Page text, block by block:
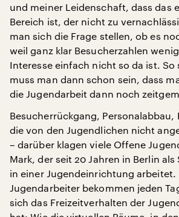
und meiner Leidenschaft, dass das
Bereich ist, der nicht zu
man sich die Frage stellen, ob es
weil ganz klar Besucherzahlen
Interesse einfach nicht so da ist. So
muss man dann schon sein, dass
die Jugendarbeit dann noch
Besucherrückgang, Personalabbau,
die von den Jugendlichen nicht
– darüber klagen viele Offene
Mark, der seit 20 Jahren in Berlin
in einer Jugendeinrichtung arbeitet.
Jugendarbeiter bekommen jeden
sich das Freizeitverhalten der